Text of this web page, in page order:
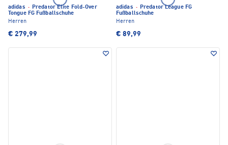
adidas · Predator Elite Fold-Over
Tongue FG Fußballschuhe
Herren
€ 279,99
adidas · Predator League FG
Fußballschuhe
Herren
€ 89,99